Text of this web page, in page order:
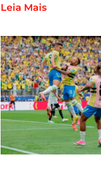
Leia Mais